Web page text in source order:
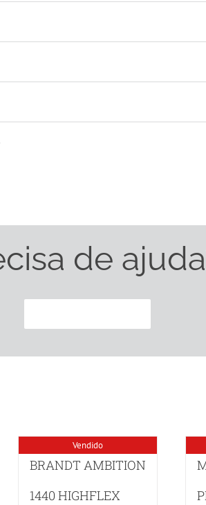
de
Vendido
BRANDT AMBITION
1440 HIGHFLEX